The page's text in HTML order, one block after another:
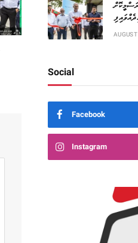
Social
Facebook
Instagram